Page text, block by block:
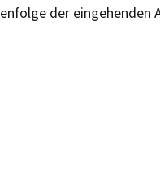
der eingehenden